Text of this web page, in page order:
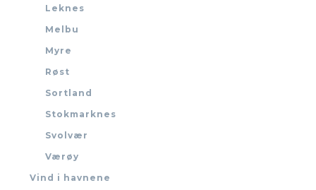
Leknes
Melbu
Myre
Røst
Sortland
Stokmarknes
Svolvær
Værøy
Vind i havnene